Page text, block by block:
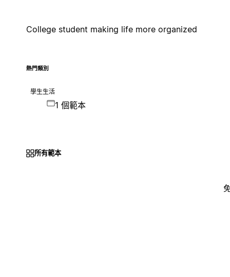
College student making life more organized
熱門類別
學生生活
1 個範本
所有範本